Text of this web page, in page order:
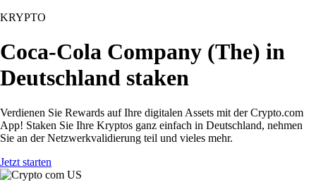
KRYPTO
Coca-Cola Company (The) in
Deutschland staken
Verdienen Sie Rewards auf Ihre digitalen Assets mit der Crypto.com
App! Staken Sie Ihre Kryptos ganz einfach in Deutschland, nehmen
Sie an der Netzwerkvalidierung teil und vieles mehr.
Jetzt starten